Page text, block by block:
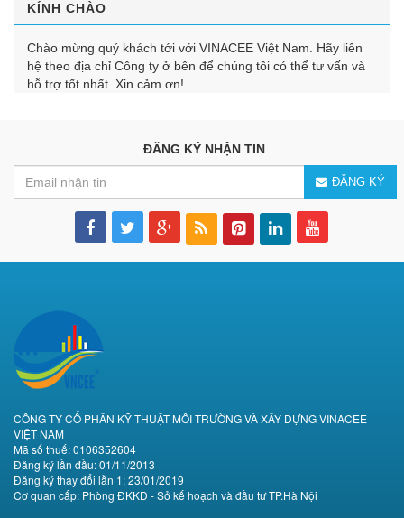
KÍNH CHÀO
Chào mừng quý khách tới với VINACEE Việt Nam. Hãy liên
hệ theo địa chỉ Công ty ở bên để chúng tôi có thể tư vấn và
hỗ trợ tốt nhất. Xin cảm ơn!
ĐĂNG KÝ NHẬN TIN
ĐĂNG KÝ
CÔNG TY CỔ PHẦN KỸ THUẬT MÔI TRƯỜNG VÀ XÂY DỰNG VINACEE
VIỆT NAM
Mã số thuế: 0106352604
Đăng ký lần đầu: 01/11/2013
Đăng ký thay đổi lần 1: 23/01/2019
Cơ quan cấp: Phòng ĐKKD - Sở kế hoạch và đầu tư TP.Hà Nội